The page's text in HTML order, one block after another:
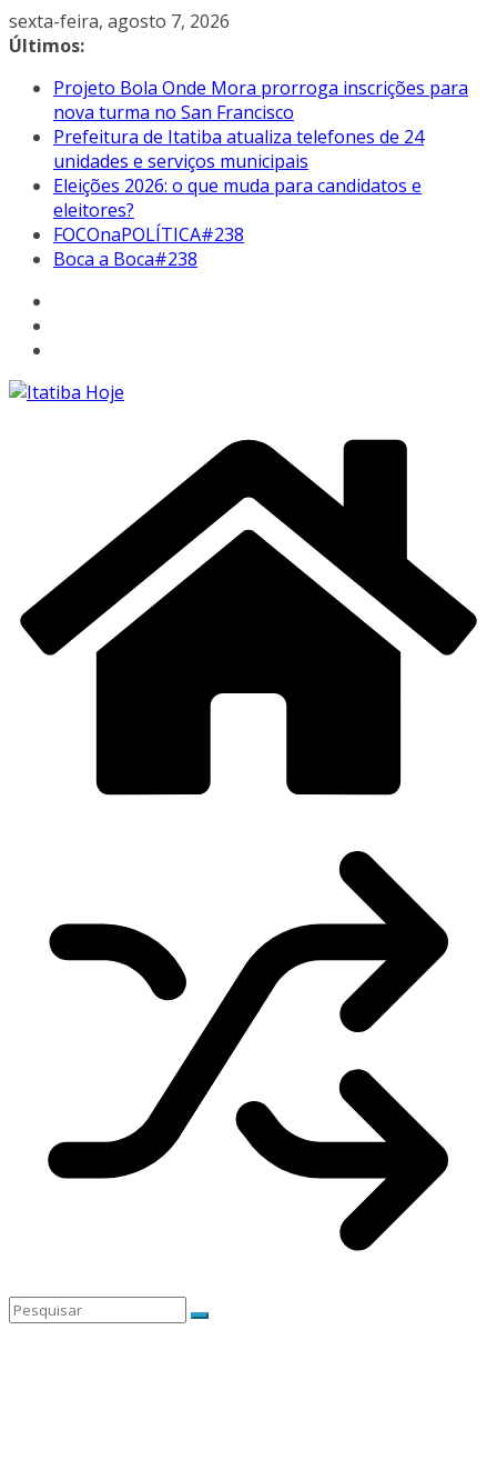
Pular
para
conteúdo
sexta-feira, agosto 7, 2026
Últimos:
Projeto Bola Onde Mora prorroga inscrições para
nova turma no San Francisco
Prefeitura de Itatiba atualiza telefones de 24
unidades e serviços municipais
Eleições 2026: o que muda para candidatos e
eleitores?
FOCOnaPOLÍTICA#238
Boca a Boca#238